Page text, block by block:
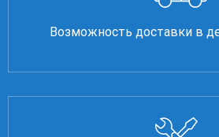
Возможность доставки в